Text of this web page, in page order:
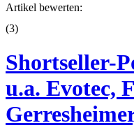
Artikel bewerten:
(3)
Shortseller-
u.a. Evotec,